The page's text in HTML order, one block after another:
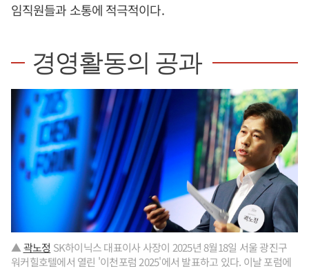
임직원들과 소통에 적극적이다.
경영활동의 공과
▲ ​곽노정 SK하이닉스 대표이사 사장이 2025년 8월18일 서울 광진구
워커힐호텔에서 열린 '이천포럼 2025'에서 발표하고 있다. 이날 포럼에